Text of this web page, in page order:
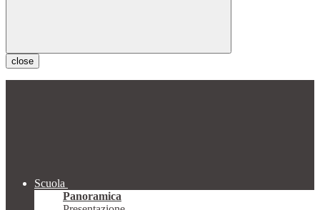
close
Scuola
Panoramica